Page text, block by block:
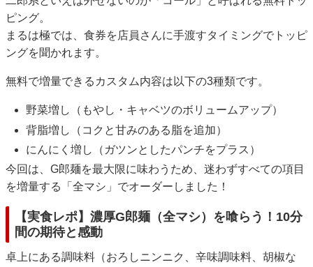
ピング。
まるは極では、食券を店員さんに手渡すタイミングでトッピ
ングを聞かれます。
無料で増量できるカスタム内容は以下の3種類です。
野菜増し（もやし・キャベツのボリュームアップ）
背脂増し（コクと甘みのある脂を追加）
にんにく増し（ガツンとしたパンチをプラス）
今回は、G郎麺を最大限に味わうため、迷わずすべての項目
を増量する「全マシ」でオーダーしました！
【実食レポ】濃厚G郎麺（全マシ）を喰らう！10分
間の期待と感動
卓上にある調味料（おろしニンニク、辛味調味料、胡椒な